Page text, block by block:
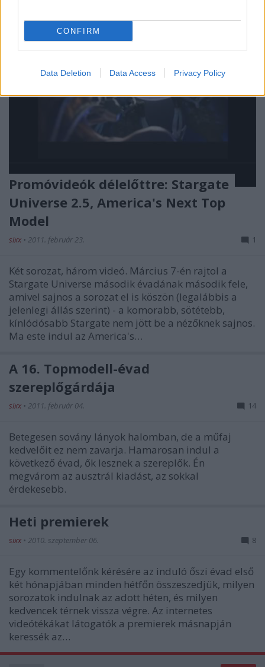
CONFIRM
Data Deletion Data Access Privacy Policy
Promóvideók délelőttre: Stargate
Universe 2.5, America's Next Top
Model
sixx • 2011. február 23. 1
Két sorozat, három videó. Március 7-én rajtol a
Stargate Universe második évadának második fele,
amivel sajnos a sorozat el is köszön (legalábbis a
jelenlegi állás szerint) - a komorabb, sötétebb,
kínlódósabb Stargate nem jött be a nézőknek sajnos.
Ma este indul az America's…
A 16. Topmodell-évad
szereplőgárdája
sixx • 2011. február 04. 14
Betegesen sovány lányok halomban, de a műfaj
kedvelőit ez nem zavarja. Hamarosan indul a
következő évad, ők lesznek a szereplők. Én
megvárom az ausztrál kiadást, az sokkal
érdekesebb.
Heti premierek
sixx • 2010. szeptember 06. 8
Egy kommentelőnk kérésére az induló őszi évad első
két hónapjában minden hétfőn összeszedjük, milyen
sorozatok indulnak az adott héten, és milyen
kedvencek térnek vissza végre. Az internetes
videótékákat látogatók a premierek másnapján
keressék az…